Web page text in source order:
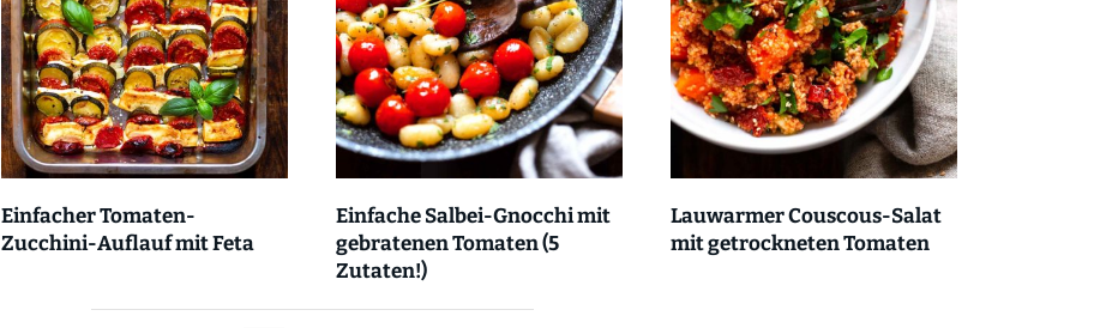
Einfacher Tomaten-
Zucchini-Auflauf mit Feta
Einfache Salbei-Gnocchi mit
gebratenen Tomaten (5
Zutaten!)
Lauwarmer Couscous-Salat
mit getrockneten Tomaten